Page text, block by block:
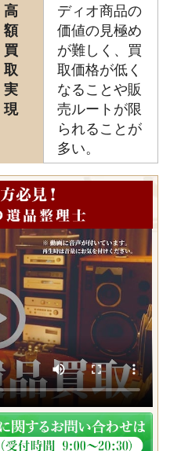
高
額
買
取
実
現
ディオ商品の
価値の見極め
が難しく、買
取価格が低く
なることや販
売ルートが限
られることが
多い。